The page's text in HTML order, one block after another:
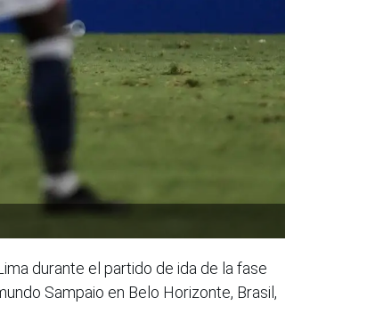
durante el partido de ida de la fase
Sampaio en Belo Horizonte, Brasil,